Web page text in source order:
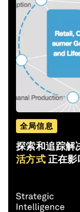
全局信息
探索和追踪解
活方式 正在